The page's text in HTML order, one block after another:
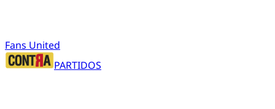
Fans United
PARTIDOS